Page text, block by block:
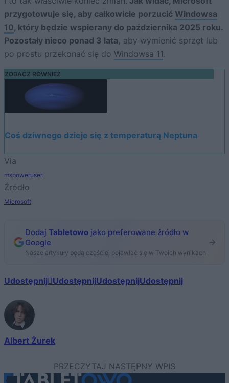
przygotowuje się, aby całkowicie porzucić Windowsa
10, który będzie wspierany do października 2025 roku.
Pozostały nieco ponad 3 lata, aby wymienić sprzęt lub
po prostu przekonać się do Windowsa 11.
ZOBACZ RÓWNIEŻ
Coś dziwnego dzieje się z temperaturą Neptuna
Via
mspoweruser
Źródło
Microsoft
Dodaj Tabletowo jako preferowane źródło w
Google
Nasze artykuły będą częściej pojawiać się w Twoich wynikach
Udostępnij UdostępnijUdostępnijUdostępnij
Albert Żurek